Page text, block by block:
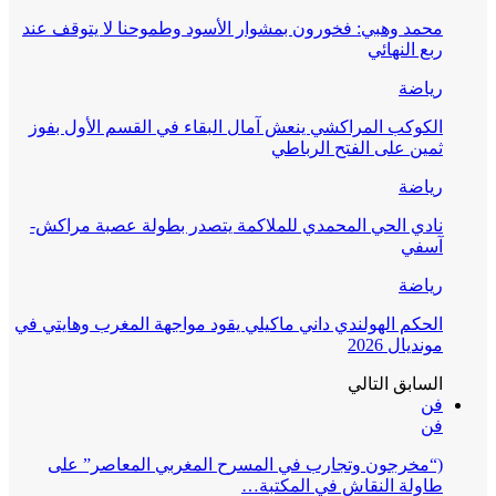
محمد وهبي: فخورون بمشوار الأسود وطموحنا لا يتوقف عند
ربع النهائي
رياضة
الكوكب المراكشي ينعش آمال البقاء في القسم الأول بفوز
ثمين على الفتح الرباطي
رياضة
نادي الحي المحمدي للملاكمة يتصدر بطولة عصبة مراكش-
آسفي
رياضة
الحكم الهولندي داني ماكيلي يقود مواجهة المغرب وهايتي في
مونديال 2026
السابق التالي
فن
فن
(“مخرجون وتجارب في المسرح المغربي المعاصر” على
طاولة النقاش في المكتبة…